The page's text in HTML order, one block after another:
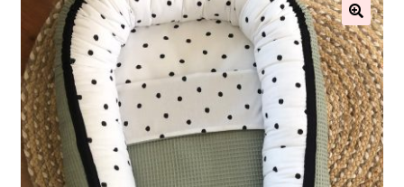
VOOR DE BABYKAMER
SETS VOORDEEL
🔍